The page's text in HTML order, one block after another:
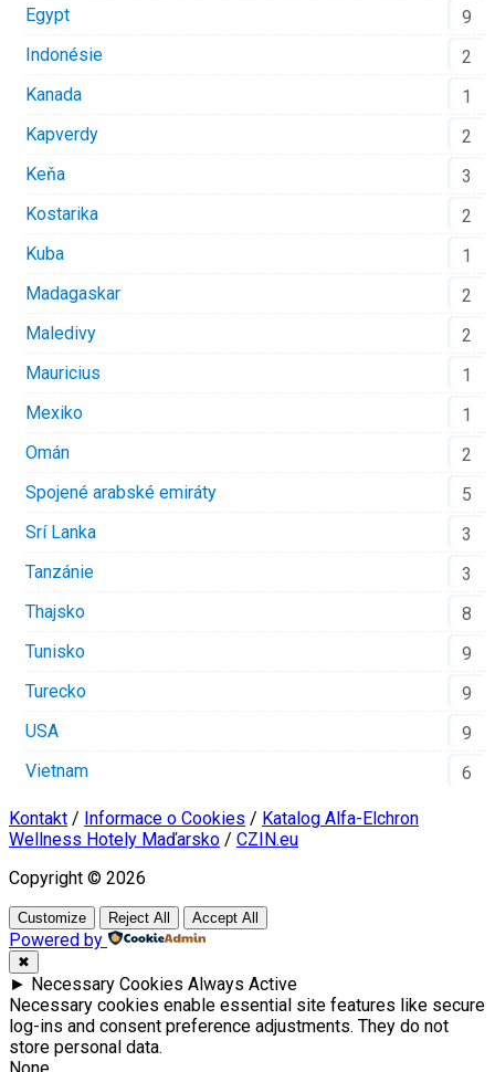
Egypt
9
Indonésie
2
Kanada
1
Kapverdy
2
Keňa
3
Kostarika
2
Kuba
1
Madagaskar
2
Maledivy
2
Mauricius
1
Mexiko
1
Omán
2
Spojené arabské emiráty
5
Srí Lanka
3
Tanzánie
3
Thajsko
8
Tunisko
9
Turecko
9
USA
9
Vietnam
6
Kontakt / Informace o Cookies / Katalog Alfa-Elchron
Wellness Hotely Maďarsko / CZIN.eu
Copyright © 2026
Customize Reject All Accept All
Powered by
✖
► Necessary Cookies Always Active
Necessary cookies enable essential site features like secure
log-ins and consent preference adjustments. They do not
store personal data.